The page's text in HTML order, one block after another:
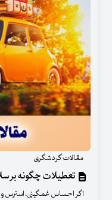
مقالات گردشگری
تعطیلات چگونه بر
اگر احساس غمگینی، استرس و